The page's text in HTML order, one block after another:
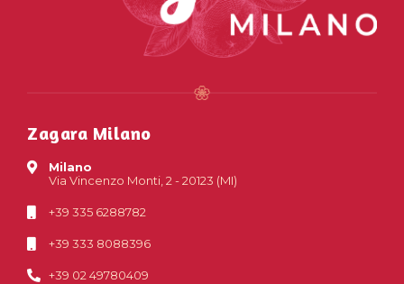
Zagara Milano
Milano
Via Vincenzo Monti, 2 - 20123 (MI)
+39 335 6288782
+39 333 8088396
+39 02 49780409